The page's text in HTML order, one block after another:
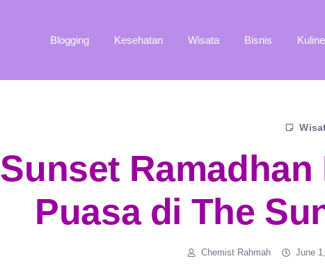
Blogging Kesehatan Wisata Bisnis
Sunset
Puasa di The
Chemist Rahmah June